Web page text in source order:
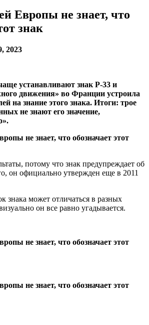
Европы не знает, что
знак
2023
устанавливают знак P-33 и
движения» во Франции устроила
на знание этого знака. Итоги: трое
не знают его значение,
потому что знак предупреждает об
он официально утвержден еще в 2011
знака может отличаться в разных
он все равно угадывается.